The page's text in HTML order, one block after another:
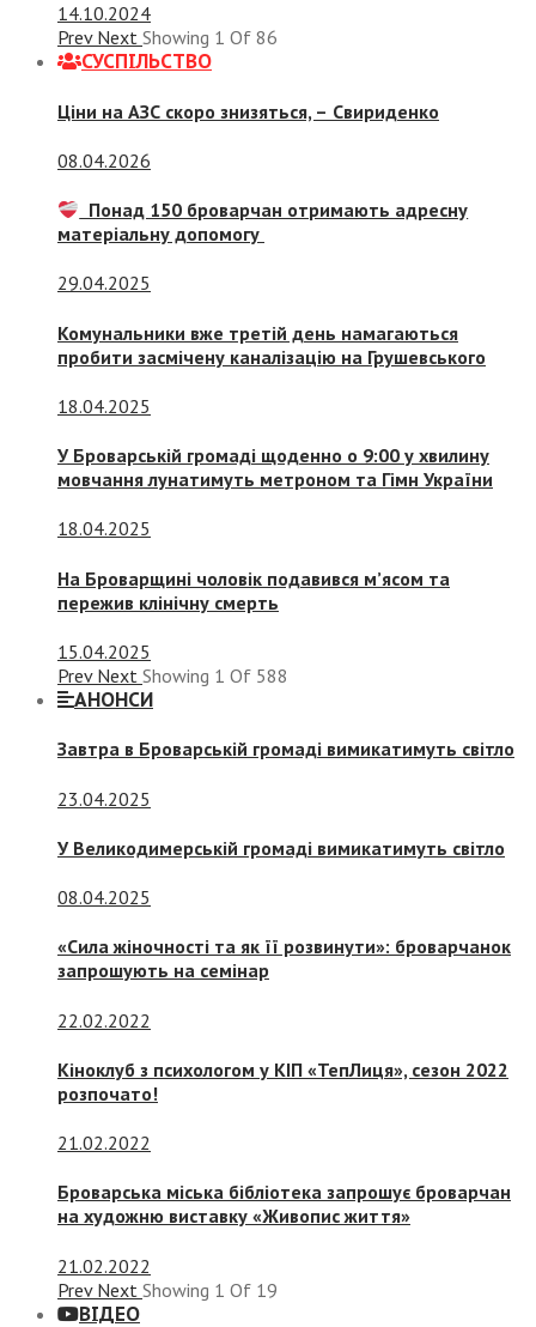
14.10.2024
Prev Next Showing 1 Of 86
СУСПIЛЬСТВО
Ціни на АЗС скоро знизяться, – Свириденко
08.04.2026
Понад 150 броварчан отримають адресну
матеріальну допомогу
29.04.2025
Комунальники вже третій день намагаються
пробити засмічену каналізацію на Грушевського
18.04.2025
У Броварській громаді щоденно о 9:00 у хвилину
мовчання лунатимуть метроном та Гімн України
18.04.2025
На Броварщині чоловік подавився м’ясом та
пережив клінічну смерть
15.04.2025
Prev Next Showing 1 Of 588
АНОНСИ
Завтра в Броварській громаді вимикатимуть світло
23.04.2025
У Великодимерській громаді вимикатимуть світло
08.04.2025
«Сила жіночності та як її розвинути»: броварчанок
запрошують на семінар
22.02.2022
Кіноклуб з психологом у КІП «ТепЛиця», сезон 2022
розпочато!
21.02.2022
Броварська міська бібліотека запрошує броварчан
на художню виставку «Живопис життя»
21.02.2022
Prev Next Showing 1 Of 19
ВІДЕО